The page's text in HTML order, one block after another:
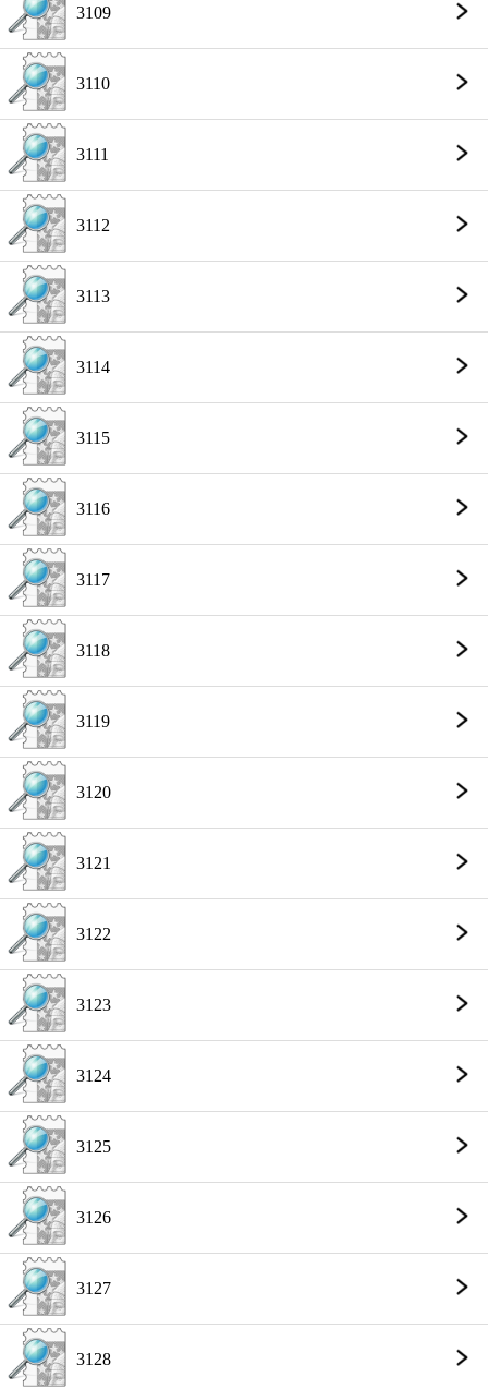
3109
3110
3111
3112
3113
3114
3115
3116
3117
3118
3119
3120
3121
3122
3123
3124
3125
3126
3127
3128